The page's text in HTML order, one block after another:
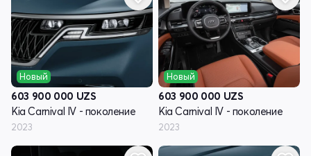
Новый
603 900 000 UZS
Kia Carnival IV - поколение
2023
Новый
603 900 000 UZS
Kia Carnival IV - поколение
2023